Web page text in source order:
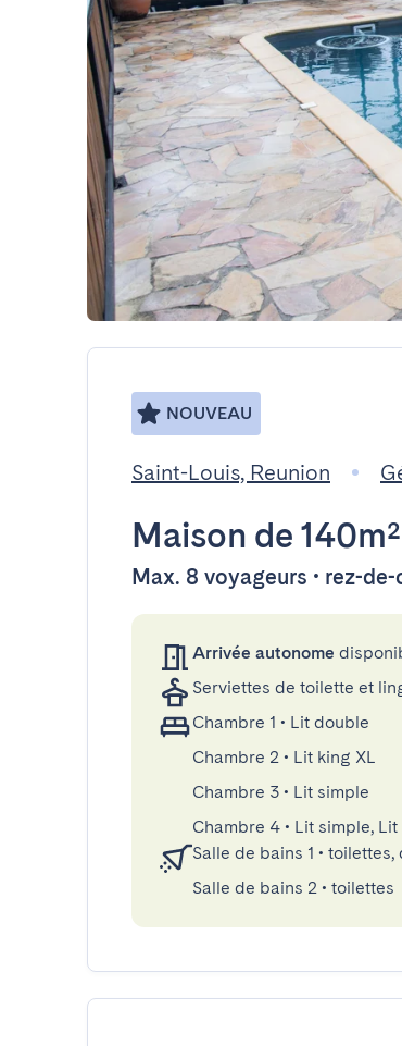
NOUVEAU
Saint-Louis, Reunion
Maison de 140m²
Max. 8 voyageurs • rez-
Arrivée autonome
Serviettes de toilette et
Chambre 1 • Lit double
Chambre 2 • Lit king XL
Chambre 3 • Lit simple
Chambre 4 • Lit simple,
Salle de bains 1 • toilettes,
Salle de bains 2 • toilettes